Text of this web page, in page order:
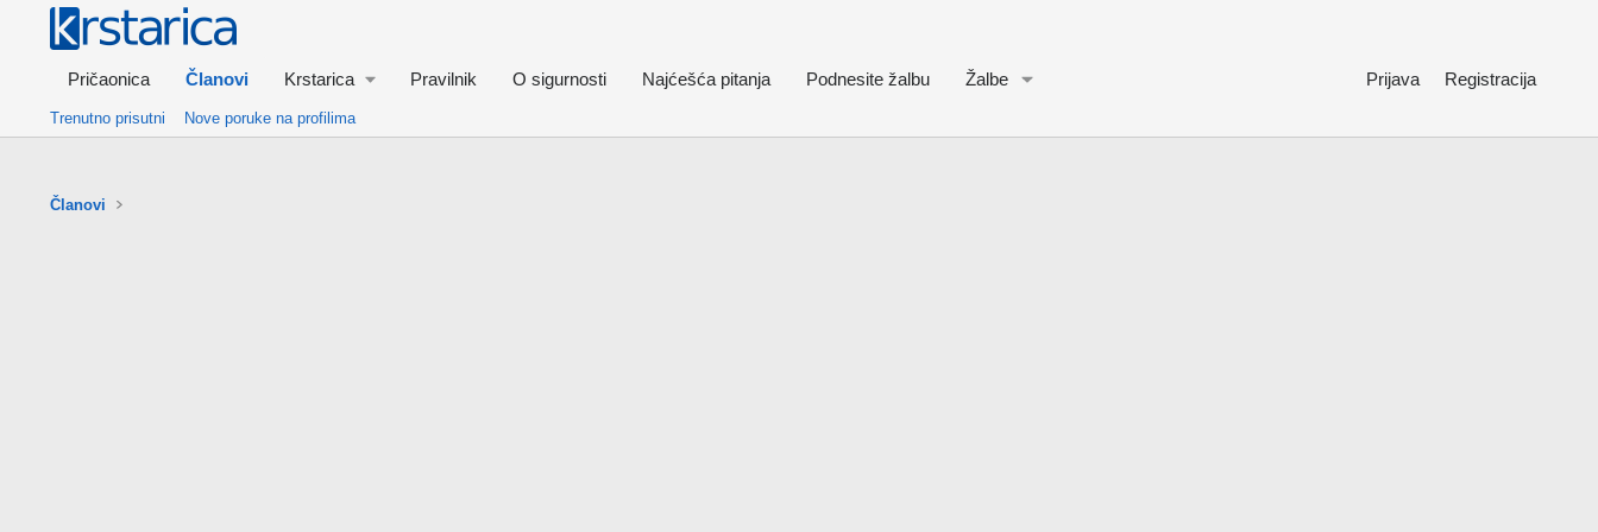
Pričaonica Članovi Krstarica Pravilnik O sigurnosti Najćešća pitanja Podnesite žalbu Žalbe Prijava Registracija
Trenutno prisutni Nove poruke na profilima
Članovi